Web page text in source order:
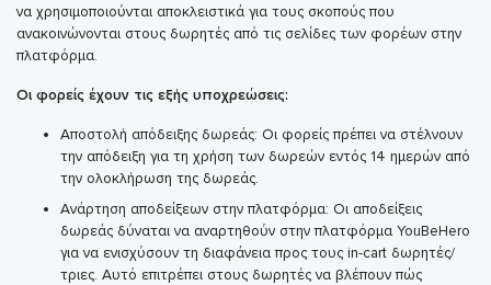
να χρησιμοποιούνται αποκλειστικά για τους σκοπούς που
ανακοινώνονται στους δωρητές από τις σελίδες των φορέων στην
πλατφόρμα.
Οι φορείς έχουν τις εξής υποχρεώσεις:
Αποστολή απόδειξης δωρεάς: Οι φορείς πρέπει να στέλνουν
την απόδειξη για τη χρήση των δωρεών εντός 14 ημερών από
την ολοκλήρωση της δωρεάς.
Ανάρτηση αποδείξεων στην πλατφόρμα: Οι αποδείξεις
δωρεάς δύναται να αναρτηθούν στην πλατφόρμα YouBeHero
για να ενισχύσουν τη διαφάνεια προς τους in-cart δωρητές/
τριες. Αυτό επιτρέπει στους δωρητές να βλέπουν πώς